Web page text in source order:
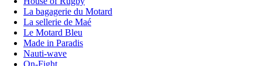
La bagagerie du Motard
La sellerie de Maé
Le Motard Bleu
Made in Paradis
Nauti-wave
On-Fight